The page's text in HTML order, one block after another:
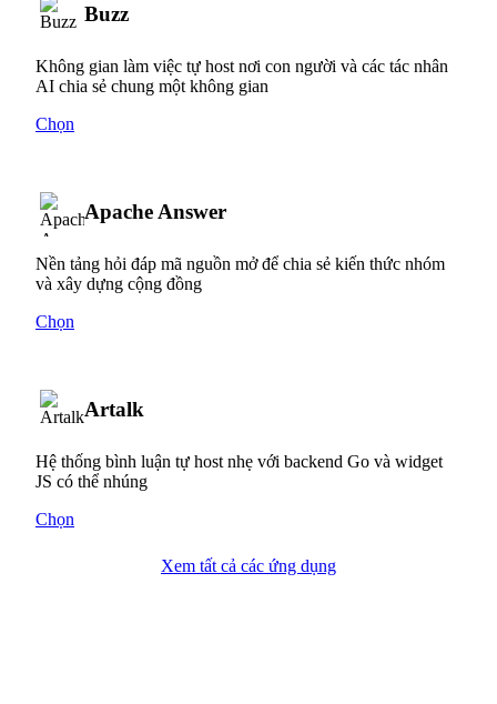
Buzz
Không gian làm việc tự host nơi con người và các tác nhân
AI chia sẻ chung một không gian
Chọn
Apache Answer
Nền tảng hỏi đáp mã nguồn mở để chia sẻ kiến thức nhóm
và xây dựng cộng đồng
Chọn
Artalk
Hệ thống bình luận tự host nhẹ với backend Go và widget
JS có thể nhúng
Chọn
Xem tất cả các ứng dụng